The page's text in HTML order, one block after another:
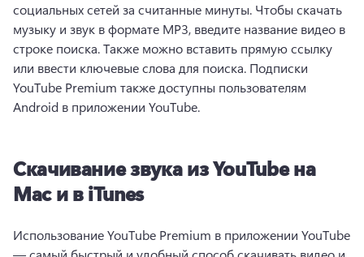
социальных сетей за считанные минуты. Чтобы скачать
музыку и звук в формате MP3, введите название видео в
строке поиска. Также можно вставить прямую ссылку
или ввести ключевые слова для поиска. Подписки
YouTube Premium также доступны пользователям
Android в приложении YouTube.
Скачивание звука из YouTube на
Mac и в iTunes
Использование YouTube Premium в приложении YouTube